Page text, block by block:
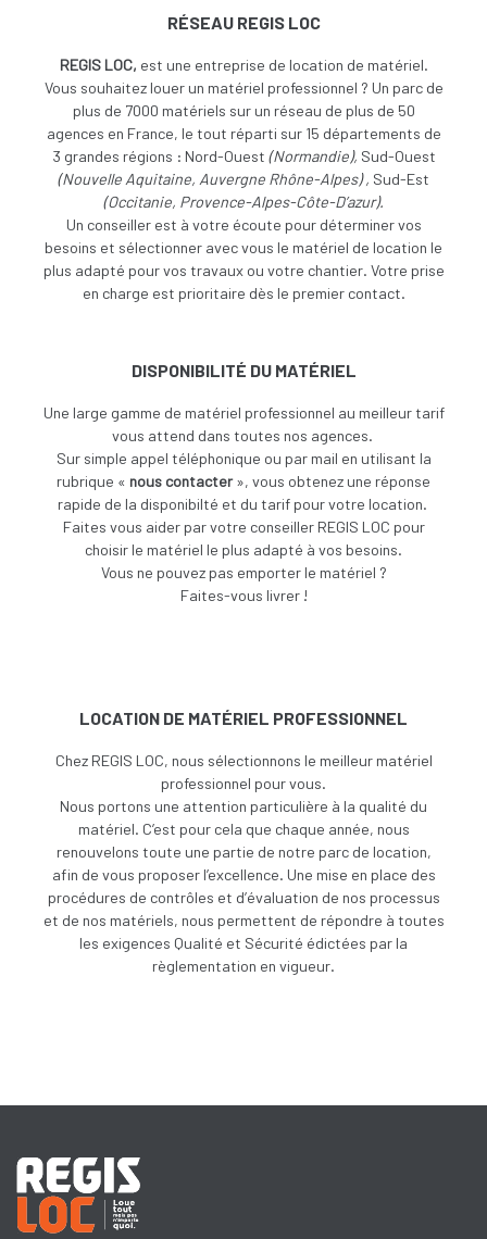
RÉSEAU REGIS LOC
REGIS LOC, est une entreprise de location de matériel.
Vous souhaitez louer un matériel professionnel ? Un parc de
plus de 7000 matériels sur un réseau de plus de 50
agences en France, le tout réparti sur 15 départements de
3 grandes régions : Nord-Ouest (Normandie), Sud-Ouest
(Nouvelle Aquitaine, Auvergne Rhône-Alpes) , Sud-Est
(Occitanie, Provence-Alpes-Côte-D’azur).
Un conseiller est à votre écoute pour déterminer vos
besoins et sélectionner avec vous le matériel de location le
plus adapté pour vos travaux ou votre chantier. Votre prise
en charge est prioritaire dès le premier contact.
DISPONIBILITÉ DU MATÉRIEL
Une large gamme de matériel professionnel au meilleur tarif
vous attend dans toutes nos agences.
Sur simple appel téléphonique ou par mail en utilisant la
rubrique « nous contacter», vous obtenez une réponse
rapide de la disponibilté et du tarif pour votre location.
Faites vous aider par votre conseiller REGIS LOC pour
choisir le matériel le plus adapté à vos besoins.
Vous ne pouvez pas emporter le matériel ?
Faites-vous livrer !
LOCATION DE MATÉRIEL PROFESSIONNEL
Chez REGIS LOC, nous sélectionnons le meilleur matériel
professionnel pour vous.
Nous portons une attention particulière à la qualité du
matériel. C’est pour cela que chaque année, nous
renouvelons toute une partie de notre parc de location,
afin de vous proposer l’excellence. Une mise en place des
procédures de contrôles et d’évaluation de nos processus
et de nos matériels, nous permettent de répondre à toutes
les exigences Qualité et Sécurité édictées par la
règlementation en vigueur.